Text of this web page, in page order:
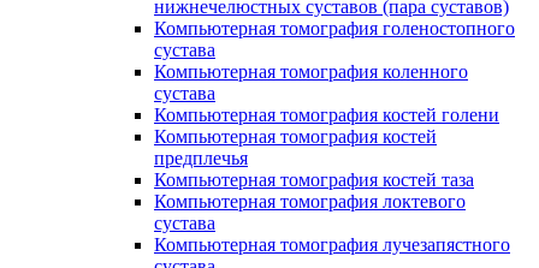
нижнечелюстных суставов (пара суставов)
Компьютерная томография голеностопного
сустава
Компьютерная томография коленного
сустава
Компьютерная томография костей голени
Компьютерная томография костей
предплечья
Компьютерная томография костей таза
Компьютерная томография локтевого
сустава
Компьютерная томография лучезапястного